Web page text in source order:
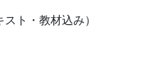
ト・教材込み）